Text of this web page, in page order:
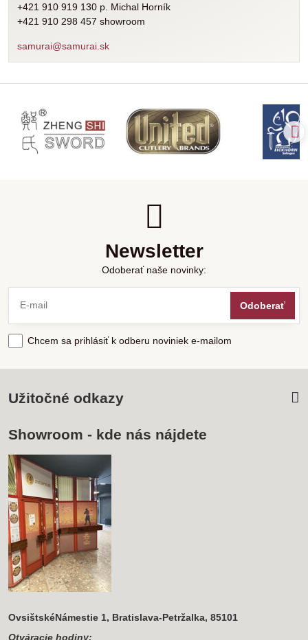
+421 910 919 130 p. Michal Horník
+421 910 298 457 showroom
samurai@samurai.sk
Newsletter
Odoberať naše novinky:
Odoberať
Chcem sa prihlásiť k odberu noviniek e-mailom
Užitočné odkazy
Showroom - kde nás nájdete
OvsištskéNámestie 1, Bratislava-Petržalka, 85101
Otváracie hodiny: